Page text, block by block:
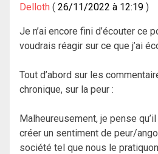
Delloth 26/11/2022 à 12:19
Je n’ai encore fini d’écouter ce
voudrais réagir sur ce que j’ai
Tout d’abord sur les
chronique, sur la peur :
Malheureusement, je pense
créer un sentiment de peur/
société tel que nous le